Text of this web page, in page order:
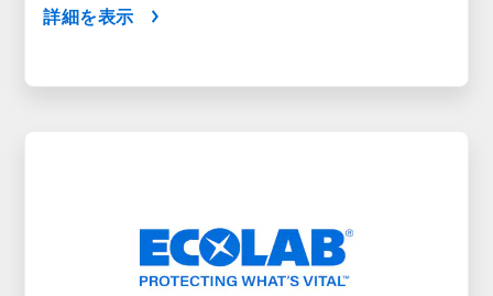
詳細を表示